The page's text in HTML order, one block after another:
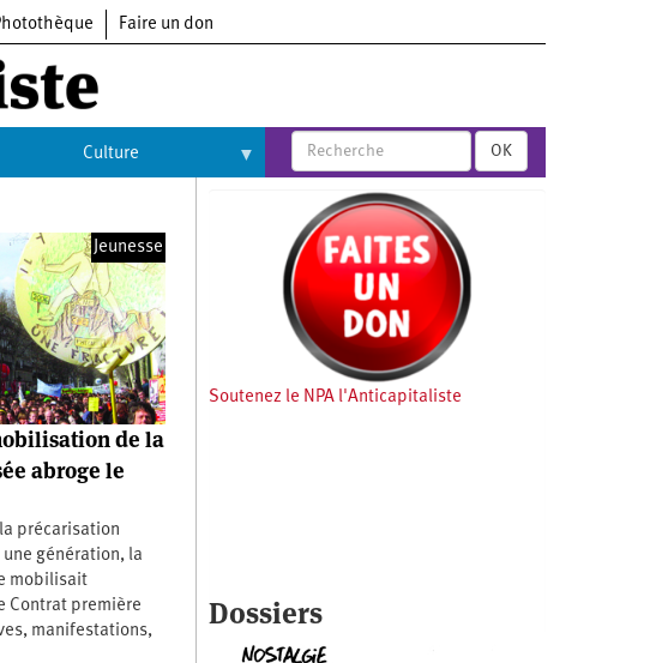
Faire un don
Culture
Arts
Cinéma
Expositions
Livres
OK
Jeunesse
de la
abroge le
précarisation
génération, la
mobilisait
Contrat première
manifestations,
Soutenez le NPA l'Anticapitaliste
Dossiers